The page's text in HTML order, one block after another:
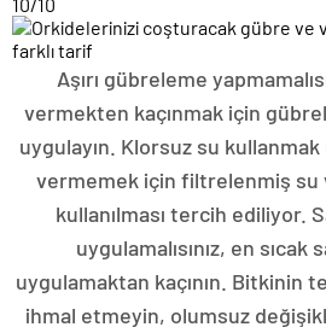
Aşırı gübreleme
vermekten kaçınmak için
uygulayın. Klorsuz su
vermemek için filtrelenmiş su
kullanılması tercih ediliyor.
uygulamalısınız, en
uygulamaktan kaçının. Bitkinin
ihmal etmeyin, olumsuz